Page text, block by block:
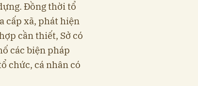
Đồng thời tổ
cấp xã, phát hiện
cần thiết, Sở có
các biện pháp
chức, cá nhân có